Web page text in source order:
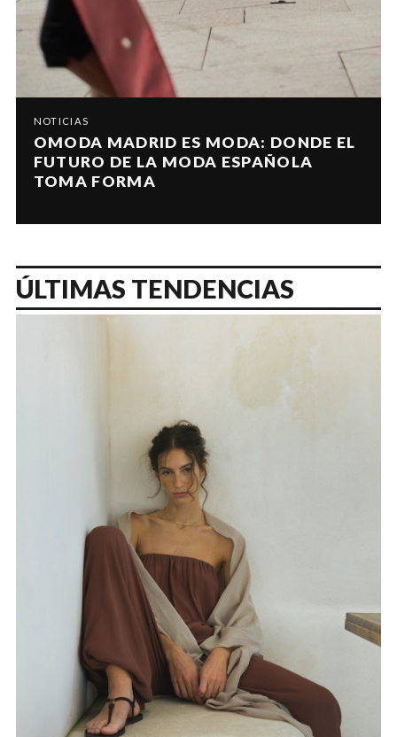
NOTICIAS
OMODA MADRID ES MODA: DONDE EL
FUTURO DE LA MODA ESPAÑOLA
TOMA FORMA
ÚLTIMAS TENDENCIAS